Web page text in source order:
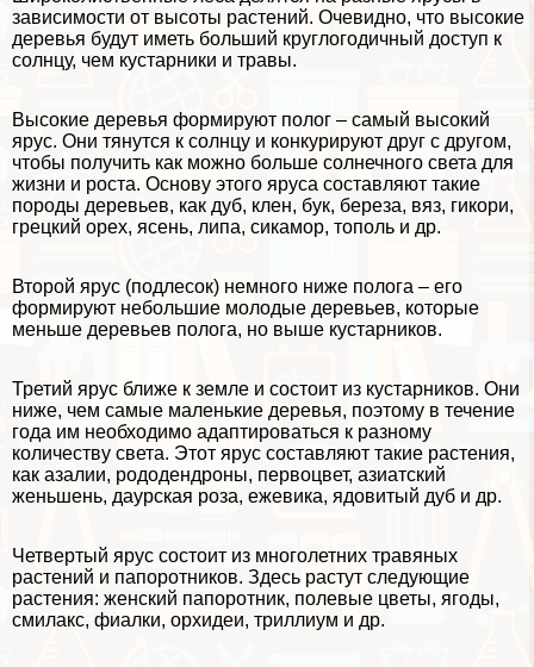
зависимости от высоты растений. Очевидно, что высокие
деревья будут иметь больший круглогодичный доступ к
солнцу, чем кустарники и травы.
Высокие деревья формируют полог – самый высокий
ярус. Они тянутся к солнцу и конкурируют друг с другом,
чтобы получить как можно больше солнечного света для
жизни и роста. Основу этого яруса составляют такие
породы деревьев, как дуб, клен, бук, береза, вяз, гикори,
грецкий орех, ясень, липа, сикамор, тополь и др.
Второй ярус (подлесок) немного ниже полога – его
формируют небольшие молодые деревьев, которые
меньше деревьев полога, но выше кустарников.
Третий ярус ближе к земле и состоит из кустарников. Они
ниже, чем самые маленькие деревья, поэтому в течение
года им необходимо адаптироваться к разному
количеству света. Этот ярус составляют такие растения,
как азалии, рододендроны, первоцвет, азиатский
женьшень, даурская роза, ежевика, ядовитый дуб и др.
Четвертый ярус состоит из многолетних травяных
растений и папоротников. Здесь растут следующие
растения: женский папоротник, полевые цветы, ягоды,
смилакс, фиалки, орхидеи, триллиум и др.